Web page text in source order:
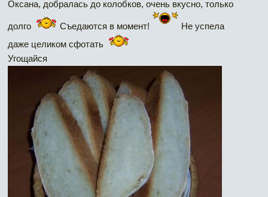
Оксана, добралась до колобков, очень вкусно, только
долго Съедаются в момент!
Не успела
даже целиком сфотать
Угощайся